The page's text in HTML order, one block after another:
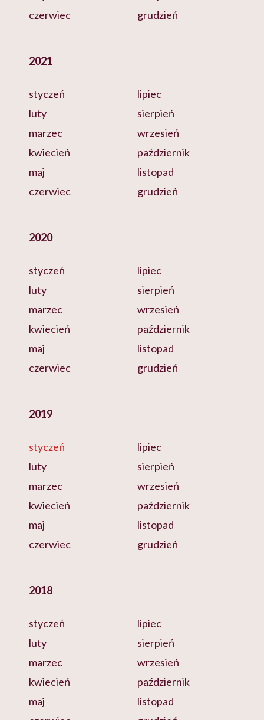
czerwiec
grudzień
2021
styczeń
luty
marzec
kwiecień
maj
czerwiec
lipiec
sierpień
wrzesień
październik
listopad
grudzień
2020
styczeń
luty
marzec
kwiecień
maj
czerwiec
lipiec
sierpień
wrzesień
październik
listopad
grudzień
2019
styczeń
luty
marzec
kwiecień
maj
czerwiec
lipiec
sierpień
wrzesień
październik
listopad
grudzień
2018
styczeń
luty
marzec
kwiecień
maj
lipiec
sierpień
wrzesień
październik
listopad